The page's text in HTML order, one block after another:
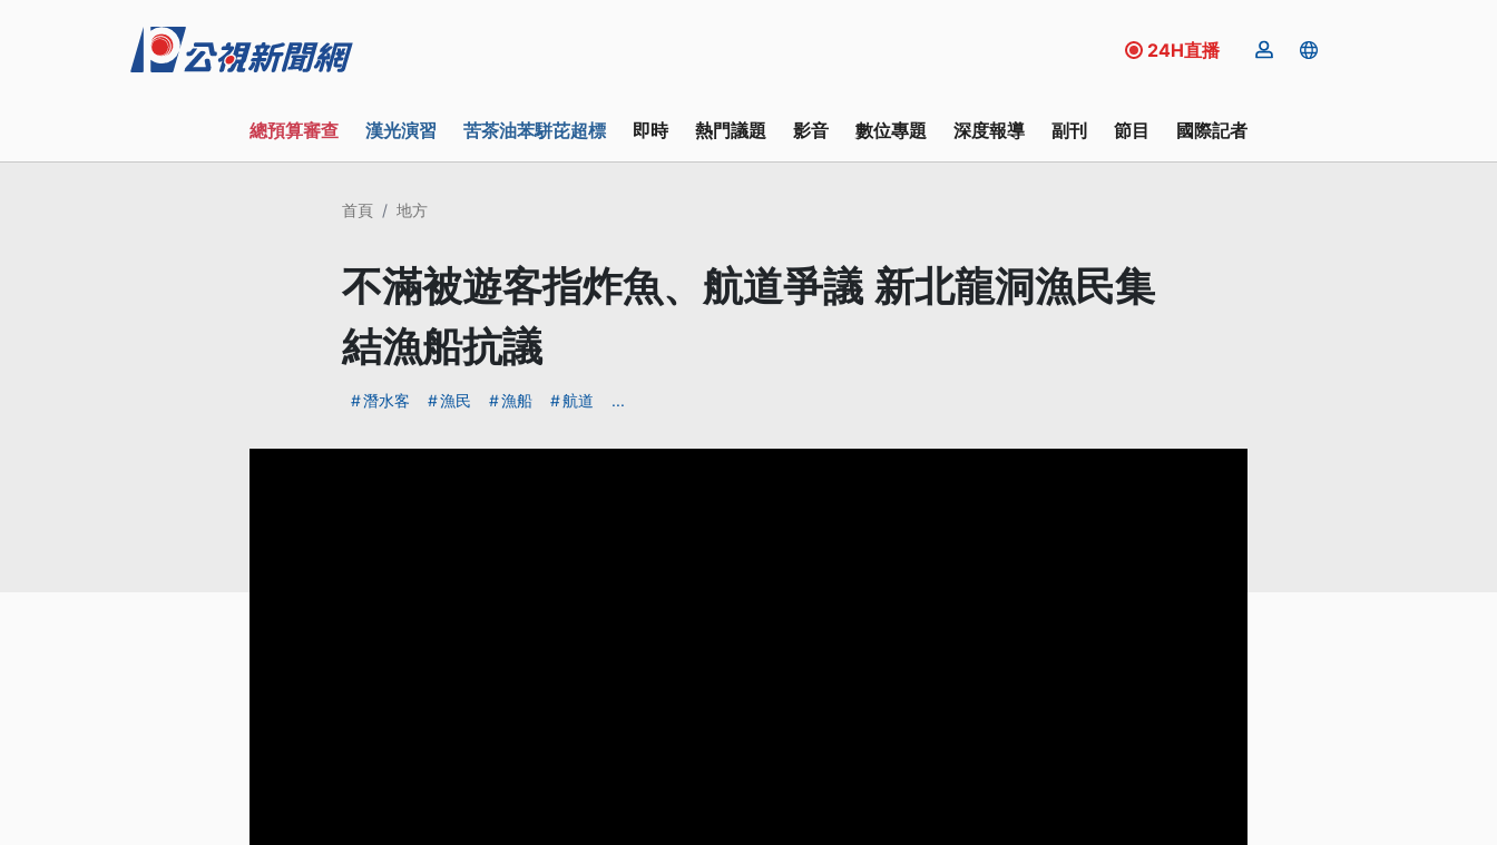
24H直播
總預算審查 漢光演習 苦茶油苯駢芘超標 即時 熱門議題 影音 數位專題 深度報導 副刊 節目 國際記者
首頁 地方
不滿被遊客指炸魚、航道爭議 新北龍洞漁民集
結漁船抗議
潛水客 漁民 漁船 航道 ...